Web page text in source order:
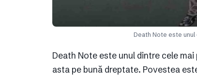
Death Note este
Death Note este unul dintre cele
asta pe bună dreptate. Povestea